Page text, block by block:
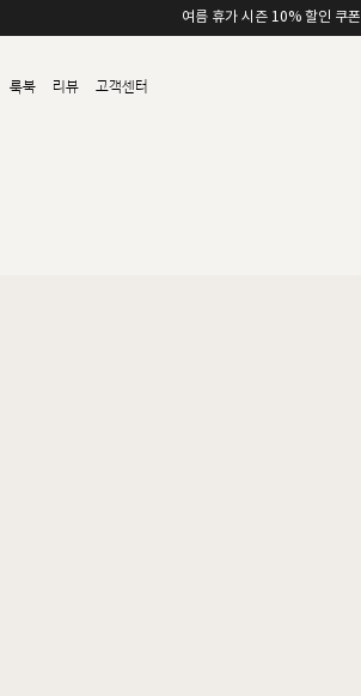
여름 휴가 시즌 10% 할인 쿠폰
룩북 리뷰 고객센터